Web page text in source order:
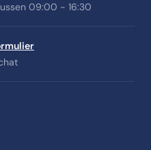
09:00 - 16:30